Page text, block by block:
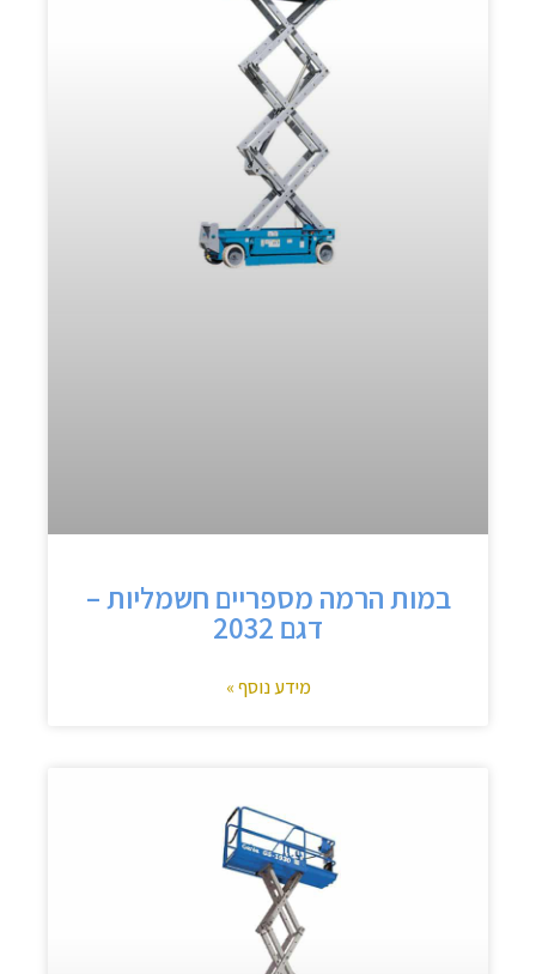
במות הרמה מספריים חשמליות –
דגם 2032
מידע נוסף »